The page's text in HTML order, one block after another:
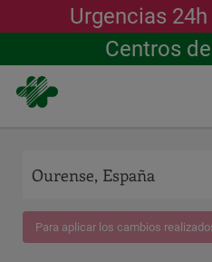
contenido
principal
Urgencias 24h
Centros
Para aplicar los cambios